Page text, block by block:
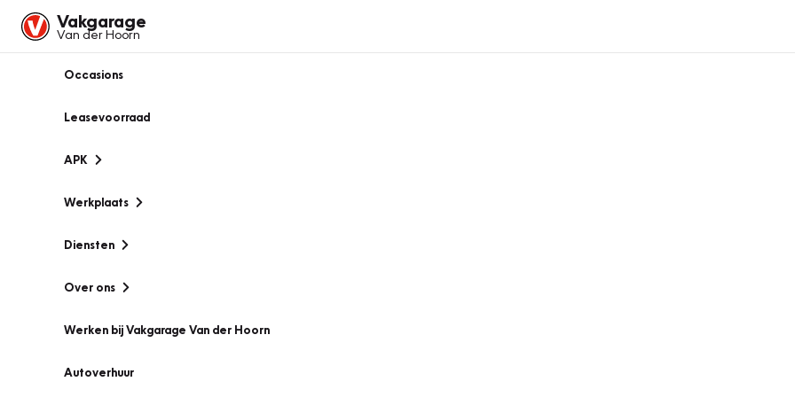
Vakgarage
Van der Hoorn
Occasions
Leasevoorraad
APK
Werkplaats
Diensten
Over ons
Werken bij Vakgarage Van der Hoorn
Autoverhuur